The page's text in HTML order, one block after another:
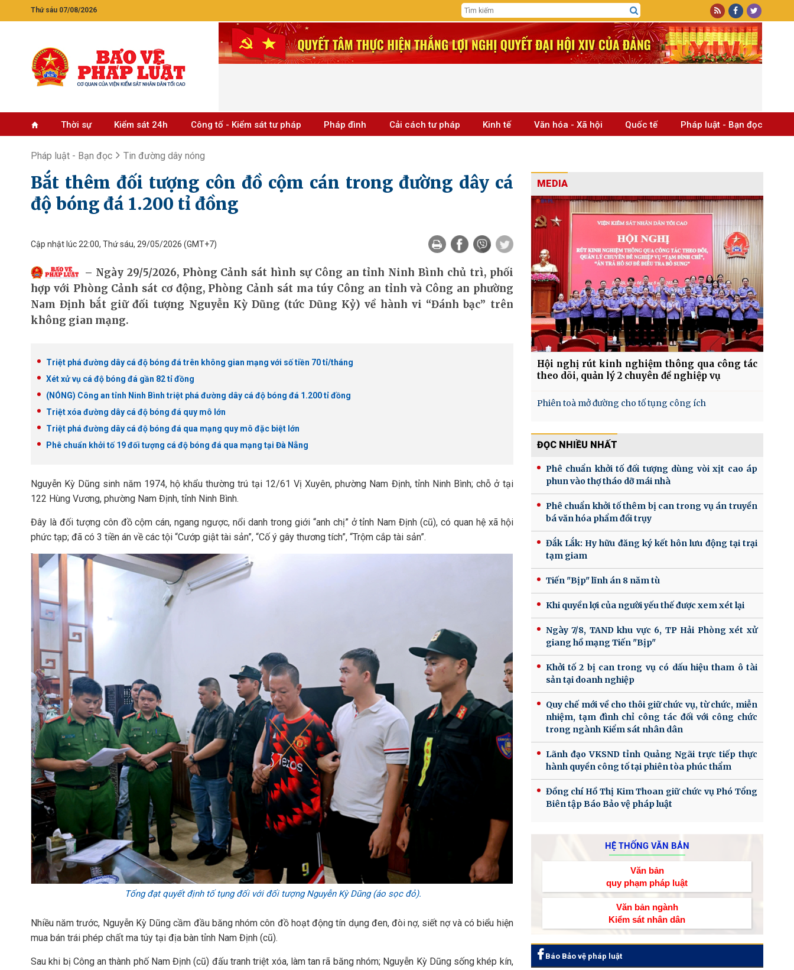
Thứ sáu 07/08/2026
Thời sự Kiểm sát 24h Công tố - Kiểm sát tư pháp Pháp đình Cải cách tư pháp Kinh tế Văn hóa - Xã hội Quốc tế Pháp luật - Bạn đọc
Pháp luật - Bạn đọc Tin đường dây nóng
Bắt thêm đối tượng côn đồ cộm cán trong đường dây cá
độ bóng đá 1.200 tỉ đồng
Cập nhật lúc 22:00, Thứ sáu, 29/05/2026 (GMT+7)
Ngày 29/5/2026, Phòng Cảnh sát hình sự Công an tỉnh Ninh Bình chủ trì, phối
hợp với Phòng Cảnh sát cơ động, Phòng Cảnh sát ma túy Công an tỉnh và Công an phường
Nam Định bắt giữ đối tượng Nguyễn Kỳ Dũng (tức Dũng Kỷ) về hành vi “Đánh bạc” trên
không gian mạng.
Triệt phá đường dây cá độ bóng đá trên không gian mạng với số tiền 70 tỉ/tháng
Xét xử vụ cá độ bóng đá gần 82 tỉ đồng
(NÓNG) Công an tỉnh Ninh Bình triệt phá đường dây cá độ bóng đá 1.200 tỉ đồng
Triệt xóa đường dây cá độ bóng đá quy mô lớn
Triệt phá đường dây cá độ bóng đá qua mạng quy mô đặc biệt lớn
Phê chuẩn khởi tố 19 đối tượng cá độ bóng đá qua mạng tại Đà Nẵng
Nguyễn Kỳ Dũng sinh năm 1974, hộ khẩu thường trú tại 12/61 Vị Xuyên, phường Nam Định, tỉnh Ninh Bình; chỗ ở tại
122 Hùng Vương, phường Nam Định, tỉnh Ninh Bình.
Đây là đối tượng côn đồ cộm cán, ngang ngược, nổi danh trong giới “anh chị” ở tỉnh Nam Định (cũ), có quan hệ xã hội
phức tạp; đã có 3 tiền án về các tội “Cướp giật tài sản”, “Cố ý gây thương tích”, “Trộm cắp tài sản”.
Tống đạt quyết định tố tụng đối với đối tượng Nguyễn Kỳ Dũng (áo sọc đỏ).
Nhiều năm trước, Nguyễn Kỳ Dũng cầm đầu băng nhóm côn đồ hoạt động tín dụng đen, đòi nợ, siết nợ và có biểu hiện
mua bán trái phép chất ma túy tại địa bàn tỉnh Nam Định (cũ).
Sau khi bị Công an thành phố Nam Định (cũ) đấu tranh triệt xóa, làm tan rã băng nhóm; Nguyễn Kỳ Dũng sống khép kín,
MEDIA
Hội nghị rút kinh nghiệm thông qua công tác
theo dõi, quản lý 2 chuyên đề nghiệp vụ
Phiên toà mở đường cho tố tụng công ích
ĐỌC NHIỀU NHẤT
Phê chuẩn khởi tố đối tượng dùng vòi xịt cao áp
phun vào thợ tháo dỡ mái nhà
Phê chuẩn khởi tố thêm bị can trong vụ án truyền
bá văn hóa phẩm đồi trụy
Đắk Lắk: Hy hữu đăng ký kết hôn lưu động tại trại
tạm giam
Tiến "Bịp" lĩnh án 8 năm tù
Khi quyền lợi của người yếu thế được xem xét lại
Ngày 7/8, TAND khu vực 6, TP Hải Phòng xét xử
giang hồ mạng Tiến "Bịp"
Khởi tố 2 bị can trong vụ có dấu hiệu tham ô tài
sản tại doanh nghiệp
Quy chế mới về cho thôi giữ chức vụ, từ chức, miễn
nhiệm, tạm đình chỉ công tác đối với công chức
trong ngành Kiểm sát nhân dân
Lãnh đạo VKSND tỉnh Quảng Ngãi trực tiếp thực
hành quyền công tố tại phiên tòa phúc thẩm
Đồng chí Hồ Thị Kim Thoan giữ chức vụ Phó Tổng
Biên tập Báo Bảo vệ pháp luật
HỆ THỐNG VĂN BẢN
Văn bản
quy phạm pháp luật
Văn bản ngành
Kiểm sát nhân dân
Báo Bảo vệ pháp luật